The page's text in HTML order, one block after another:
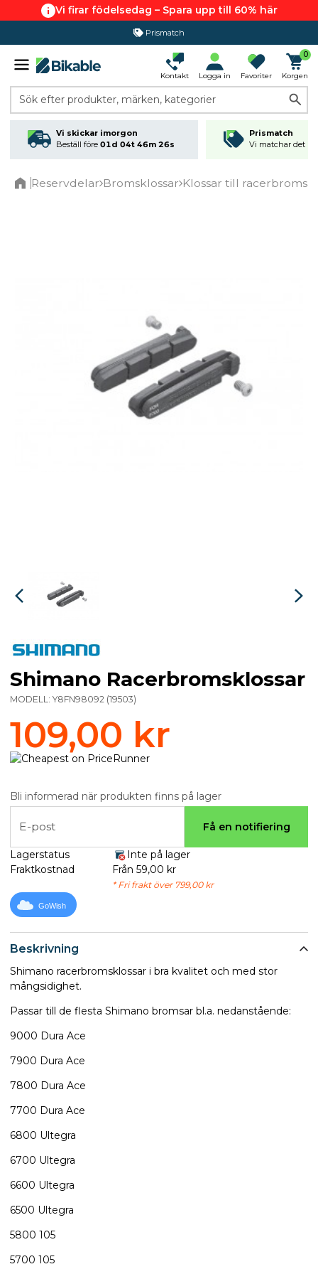
Vi firar födelsedag – Spara upp till 60% här
Prismatch
Kontakt Logga in Favoriter
0
Korgen
Sök efter produkter, märken, kategorier
Vi skickar imorgon
Beställ före 01d 04t 46m 25s
Prismatch
Vi matchar det
Reservdelar Bromsklossar Klossar till racerbromsar
Beskrivning
Shimano racerbromsklossar i bra kvalitet och med stor
mångsidighet.
Passar till de flesta Shimano bromsar bl.a. nedanstående:
9000 Dura Ace
7900​ Dura Ace
7800 ​Dura Ace
7700 Dura Ace
6800 Ultegra
6700 Ultegra
6600​ Ultegra
6500​ Ultegra
5800 105
5700 105
Shimano Racerbromsklossar
MODELL: Y8FN98092 (19503)
109,00 kr
Bli informerad när produkten finns på lager
E-post Få en notifiering
Lagerstatus
Inte på lager
Fraktkostnad
Från 59,00 kr
* Fri frakt över 799,00 kr
GoWish